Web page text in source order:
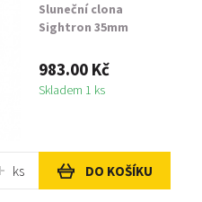
Sluneční clona
Sightron 35mm
983.00 Kč
Skladem 1 ks
ks DO KOŠÍKU